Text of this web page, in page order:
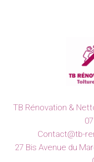
TB Rénovation &
Contact@tb-
27 Bis Avenue du